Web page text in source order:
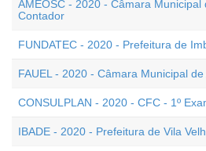
AMEOSC - 2020 - Câmara Municipal
Contador
FUNDATEC - 2020 - Prefeitura de
FAUEL - 2020 - Câmara Municipal
CONSULPLAN - 2020 - CFC - 1º
IBADE - 2020 - Prefeitura de Vila